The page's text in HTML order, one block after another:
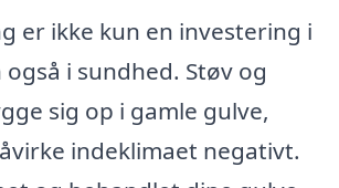
er ikke kun en investering i
i sundhed. Støv og
sig op i gamle gulve,
indeklimaet negativt.